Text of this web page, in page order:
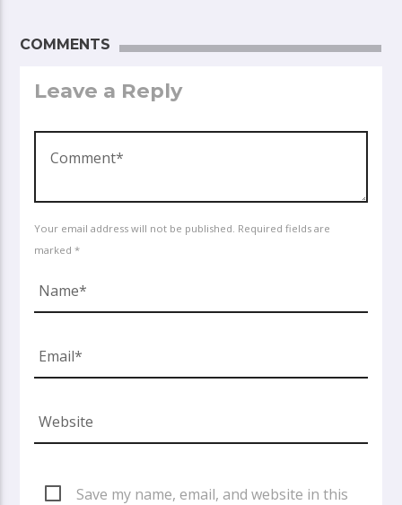
COMMENTS
Leave a Reply
Your email address will not be published. Required fields are
marked *
Save my name, email, and website in this